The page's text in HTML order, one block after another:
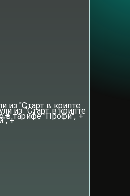
из "Старт в крипте
+ из "Старт в крипте
+
в тарифе "Профи", +